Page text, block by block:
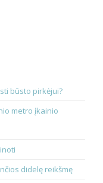
būsto pirkėjui?
metro įkainio
didelę reikšmę